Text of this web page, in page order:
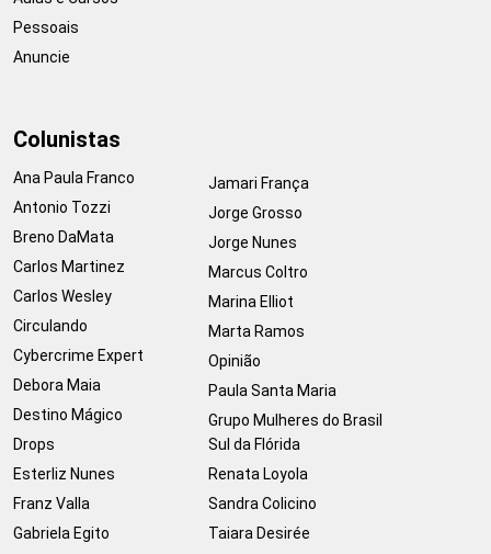
Pessoais
Anuncie
Colunistas
Ana Paula Franco
Antonio Tozzi
Breno DaMata
Carlos Martinez
Carlos Wesley
Circulando
Cybercrime Expert
Debora Maia
Destino Mágico
Drops
Esterliz Nunes
Franz Valla
Gabriela Egito
Jamari França
Jorge Grosso
Jorge Nunes
Marcus Coltro
Marina Elliot
Marta Ramos
Opinião
Paula Santa Maria
Grupo Mulheres do Brasil
Sul da Flórida
Renata Loyola
Sandra Colicino
Taiara Desirée